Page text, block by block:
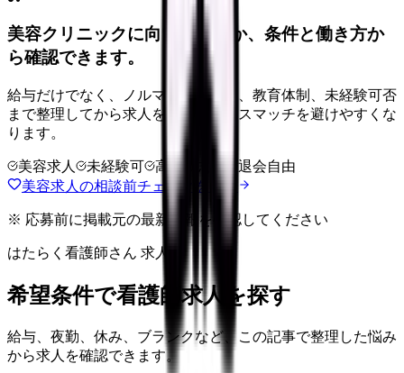
美容クリニックに向いているか、条件と働き方か
ら確認できます。
給与だけでなく、ノルマ、土日勤務、教育体制、未経験可否
まで整理してから求人を見た方がミスマッチを避けやすくな
ります。
美容求人 未経験可 高年収志向
退会自由
美容求人の相談前チェックを見る
※ 応募前に掲載元の最新情報を確認してください
はたらく看護師さん 求人
希望条件で看護師求人を探す
給与、夜勤、休み、ブランクなど、この記事で整理した悩み
から求人を確認できます。